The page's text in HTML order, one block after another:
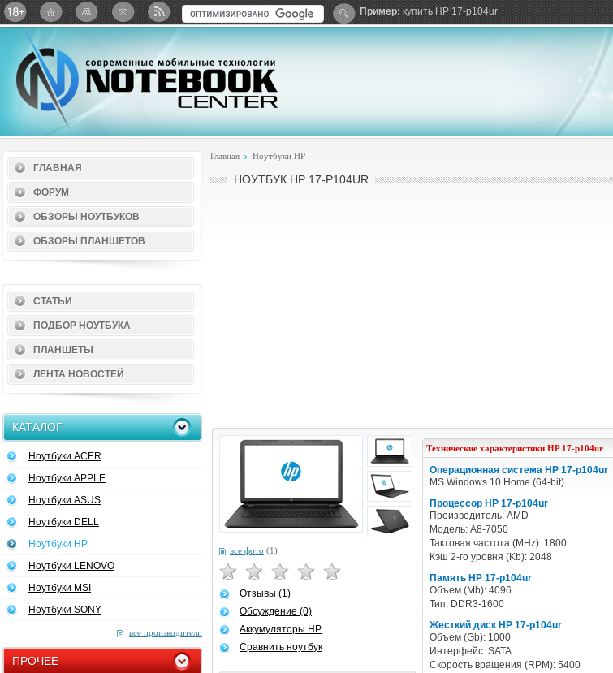
Twitter ВКонтактеGoogle+Яндекс: Каталог виджетовПример: купить HP 17-p104ur
ГЛАВНАЯ
ФОРУМ
ОБЗОРЫ НОУТБУКОВ
ОБЗОРЫ ПЛАНШЕТОВ
СТАТЬИ
ПОДБОР НОУТБУКА
ПЛАНШЕТЫ
ЛЕНТА НОВОСТЕЙ
КАТАЛОГ
Ноутбуки ACER
Ноутбуки APPLE
Ноутбуки ASUS
Ноутбуки DELL
Ноутбуки HP
Ноутбуки LENOVO
Ноутбуки MSI
Ноутбуки SONY
все производители
ПРОЧЕЕ
Главная Ноутбуки HP
НОУТБУК HP 17-P104UR
все фото (1)
Отзывы (1)
Обсуждение (0)
Аккумуляторы HP
Сравнить ноутбук
Технические характеристики HP 17-p104ur
Операционная система HP 17-p104ur
MS Windows 10 Home (64-bit)
Процессор HP 17-p104ur
Производитель: AMD
Модель: A8-7050
Тактовая частота (MHz): 1800
Кэш 2-го уровня (Kb): 2048
Память HP 17-p104ur
Объем (Mb): 4096
Тип: DDR3-1600
Жесткий диск HP 17-p104ur
Объем (Gb): 1000
Интерфейс: SATA
Скорость вращения (RPM): 5400